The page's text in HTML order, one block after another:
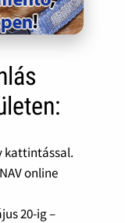
kattintással.
online
20-ig –